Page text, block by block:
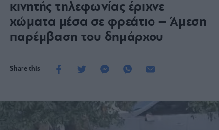
κινητής τηλεφωνίας έριχνε
χώματα μέσα σε φρεάτιο – Άμεση
παρέμβαση του δημάρχου
Share this